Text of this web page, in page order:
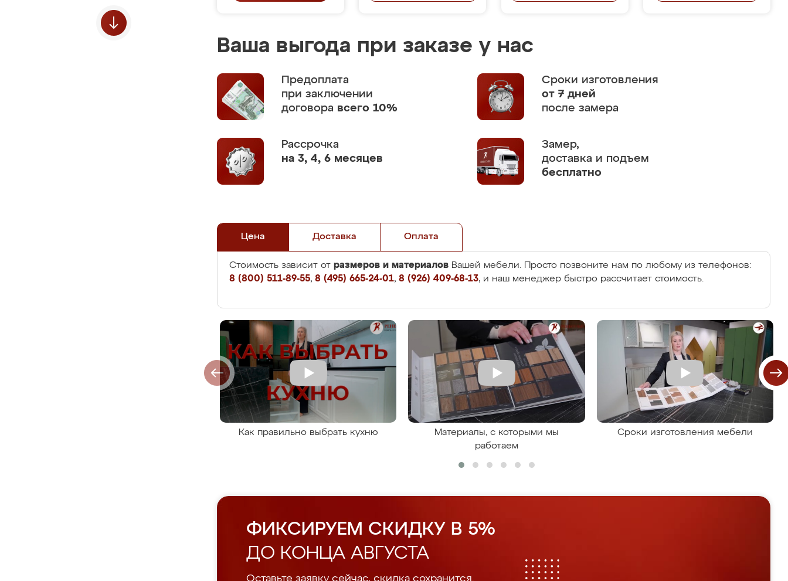
Ваша выгода при заказе у нас
Предоплата
при заключении
договора всего 10%
Сроки изготовления
от 7 дней
после замера
Рассрочка
на 3, 4, 6 месяцев
Замер,
доставка и подъем
бесплатно
Цена Доставка Оплата
Стоимость зависит от размеров и материалов Вашей мебели. Просто позвоните нам по любому из телефонов:
8 (800) 511-89-55, 8 (495) 665-24-01, 8 (926) 409-68-13, и наш менеджер быстро рассчитает стоимость.
Как правильно выбрать кухню
Материалы, с которыми мы
работаем
Сроки изготовления мебели
ФИКСИРУЕМ СКИДКУ В 5%
ДО КОНЦА АВГУСТА
Оставьте заявку сейчас, скидка сохранится.